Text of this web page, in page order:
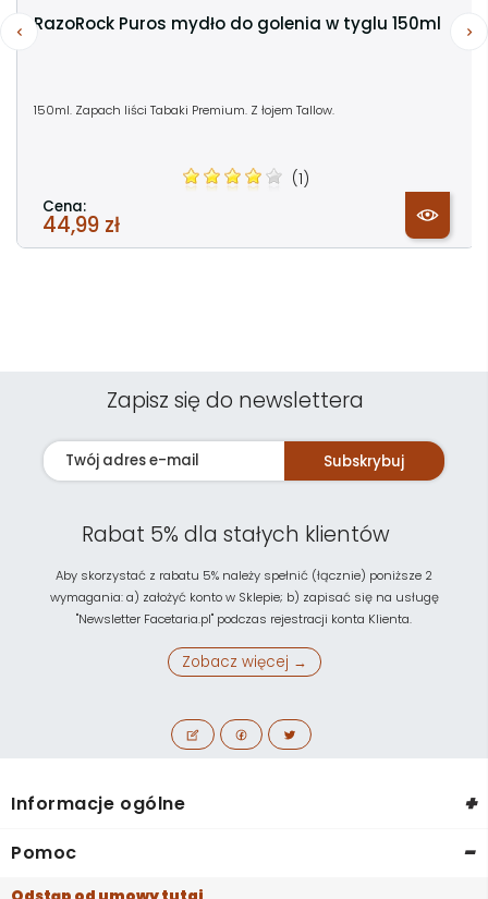
RazoRock Puros mydło do golenia w tyglu 150ml
150ml. Zapach liści Tabaki Premium. Z łojem Tallow.
(1)
Cena:
44,99 zł
Zapisz się do newslettera
Subskrybuj
Rabat 5% dla stałych klientów
Aby skorzystać z rabatu 5% należy spełnić (łącznie) poniższe 2
wymagania: a) założyć konto w Sklepie; b) zapisać się na usługę
"Newsletter Facetaria.pl" podczas rejestracji konta Klienta.
Zobacz więcej →
Informacje ogólne +
Pomoc -